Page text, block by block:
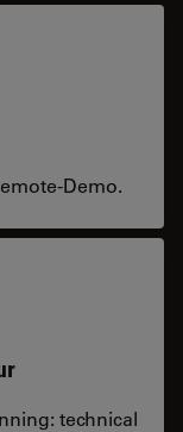
Demo.
technical